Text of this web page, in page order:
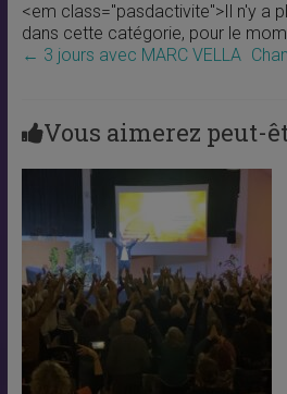
<em class="pasdactivite">Il n'y a
dans cette catégorie, pour le
← 3 jours avec MARC VELLA
Vous aimerez peut-